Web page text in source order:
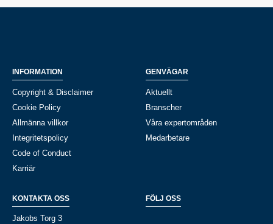
INFORMATION
Copyright & Disclaimer
Cookie Policy
Allmänna villkor
Integritetspolicy
Code of Conduct
Karriär
GENVÄGAR
Aktuellt
Branscher
Våra expertområden
Medarbetare
KONTAKTA OSS
Jakobs Torg 3
FÖLJ OSS